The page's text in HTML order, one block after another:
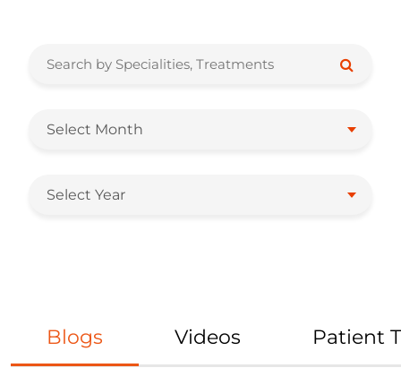
Select Month
Select Year
Blogs Videos Patient